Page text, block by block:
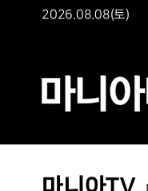
2026.08.08(토)